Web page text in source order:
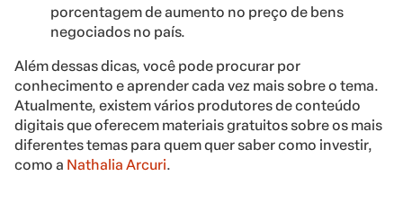
porcentagem de aumento no preço de bens
negociados no país.
Além dessas dicas, você pode procurar por
conhecimento e aprender cada vez mais sobre o tema.
Atualmente, existem vários produtores de conteúdo
digitais que oferecem materiais gratuitos sobre os mais
diferentes temas para quem quer saber como investir,
como a Nathalia Arcuri.